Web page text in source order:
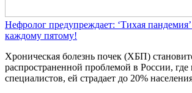
Нефролог предупреждает: ‘Тихая
каждому пятому!
Хроническая болезнь почек (ХБП)
распространенной проблемой в России,
специалистов, ей страдает до 20%